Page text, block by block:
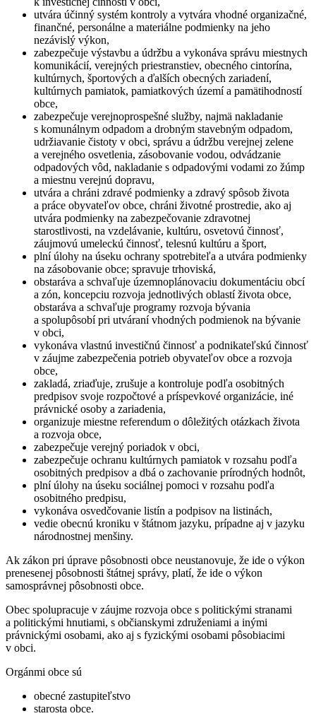
utvára účinný systém kontroly a vytvára vhodné organizačné,
finančné, personálne a materiálne podmienky na jeho
nezávislý výkon,
zabezpečuje výstavbu a údržbu a vykonáva správu miestnych
komunikácií, verejných priestranstiev, obecného cintorína,
kultúrnych, športových a ďalších obecných zariadení,
kultúrnych pamiatok, pamiatkových území a pamätihodností
obce,
zabezpečuje verejnoprospešné služby, najmä nakladanie
s komunálnym odpadom a drobným stavebným odpadom,
udržiavanie čistoty v obci, správu a údržbu verejnej zelene
a verejného osvetlenia, zásobovanie vodou, odvádzanie
odpadových vôd, nakladanie s odpadovými vodami zo žúmp
a miestnu verejnú dopravu,
utvára a chráni zdravé podmienky a zdravý spôsob života
a práce obyvateľov obce, chráni životné prostredie, ako aj
utvára podmienky na zabezpečovanie zdravotnej
starostlivosti, na vzdelávanie, kultúru, osvetovú činnosť,
záujmovú umeleckú činnosť, telesnú kultúru a šport,
plní úlohy na úseku ochrany spotrebiteľa a utvára podmienky
na zásobovanie obce; spravuje trhoviská,
obstaráva a schvaľuje územnoplánovaciu dokumentáciu obcí
a zón, koncepciu rozvoja jednotlivých oblastí života obce,
obstaráva a schvaľuje programy rozvoja bývania
a spolupôsobí pri utváraní vhodných podmienok na bývanie
v obci,
vykonáva vlastnú investičnú činnosť a podnikateľskú činnosť
v záujme zabezpečenia potrieb obyvateľov obce a rozvoja
obce,
zakladá, zriaďuje, zrušuje a kontroluje podľa osobitných
predpisov svoje rozpočtové a príspevkové organizácie, iné
právnické osoby a zariadenia,
organizuje miestne referendum o dôležitých otázkach života
a rozvoja obce,
zabezpečuje verejný poriadok v obci,
zabezpečuje ochranu kultúrnych pamiatok v rozsahu podľa
osobitných predpisov a dbá o zachovanie prírodných hodnôt,
plní úlohy na úseku sociálnej pomoci v rozsahu podľa
osobitného predpisu,
vykonáva osvedčovanie listín a podpisov na listinách,
vedie obecnú kroniku v štátnom jazyku, prípadne aj v jazyku
národnostnej menšiny.
Ak zákon pri úprave pôsobnosti obce neustanovuje, že ide o výkon
prenesenej pôsobnosti štátnej správy, platí, že ide o výkon
samosprávnej pôsobnosti obce.
Obec spolupracuje v záujme rozvoja obce s politickými stranami
a politickými hnutiami, s občianskymi združeniami a inými
právnickými osobami, ako aj s fyzickými osobami pôsobiacimi
v obci.
Orgánmi obce sú
obecné zastupiteľstvo
starosta obce.